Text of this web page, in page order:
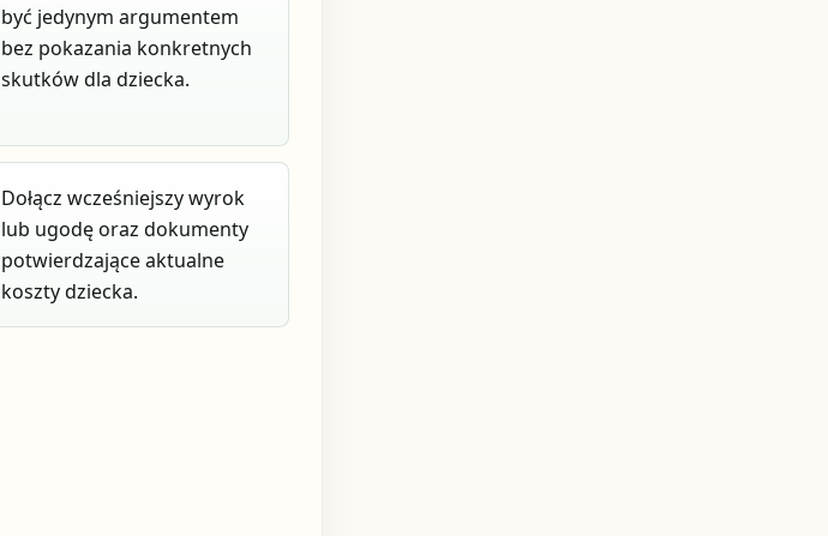
być jedynym argumentem
bez pokazania konkretnych
skutków dla dziecka.
Dołącz wcześniejszy wyrok
lub ugodę oraz dokumenty
potwierdzające aktualne
koszty dziecka.